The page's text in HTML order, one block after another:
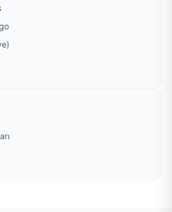
(Rahmanlar) Şubesi
Botanik Çarşısı Şubesi
Posta Dağıtım Müdürlüğü
Havalimanı Şubesi